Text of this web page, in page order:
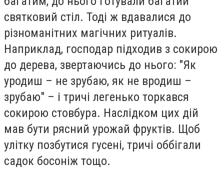
святковий стіл. Тоді ж вдавалися до
різноманітних магічних ритуалів.
Наприклад, господар підходив з сокирою
до дерева, звертаючись до нього: "Як
уродиш – не зрубаю, як не вродиш –
зрубаю" – і тричі легенько торкався
сокирою стовбура. Наслідком цих дій
мав бути рясний урожай фруктів. Щоб
улітку позбутися гусені, тричі оббігали
садок босоніж тощо.